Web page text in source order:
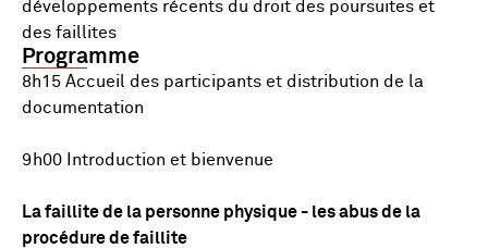
développements récents du droit des poursuites et
des faillites
Programme
8h15 Accueil des participants et distribution de la
documentation
9h00 Introduction et bienvenue
La faillite de la personne physique - les abus de la
procédure de faillite